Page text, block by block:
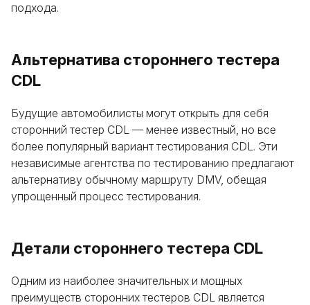
подхода.
Альтернатива стороннего тестера
CDL
Будущие автомобилисты могут открыть для себя
сторонний тестер CDL — менее известный, но все
более популярный вариант тестирования CDL. Эти
независимые агентства по тестированию предлагают
альтернативу обычному маршруту DMV, обещая
упрощенный процесс тестирования.
Детали стороннего тестера CDL
Одним из наиболее значительных и мощных
преимуществ сторонних тестеров CDL является